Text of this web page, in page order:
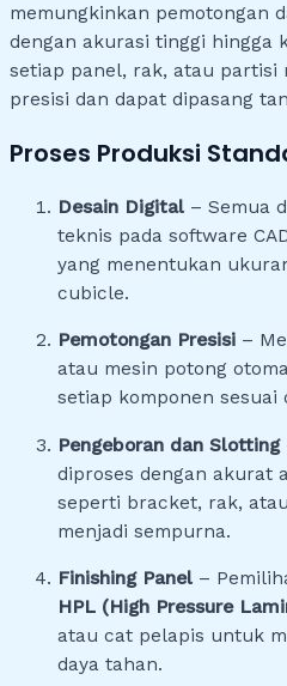
memungkinkan pemotongan
dengan akurasi tinggi hingga
setiap panel, rak, atau partisi
presisi dan dapat dipasang
Proses Produksi
Desain Digital – Semua
teknis pada software
yang menentukan
cubicle.
Pemotongan Presisi –
atau mesin potong
setiap komponen sesuai
Pengeboran dan Slotting
diproses dengan akurat
seperti bracket, rak,
menjadi sempurna.
Finishing Panel –
HPL (High Pressure
atau cat pelapis untuk
daya tahan.